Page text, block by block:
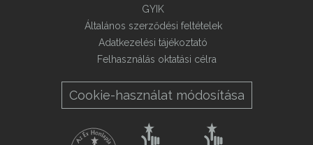
GYIK
Általános szerződési feltételek
Adatkezelési tájékoztató
Felhasználás oktatási célra
Cookie-használat módosítása